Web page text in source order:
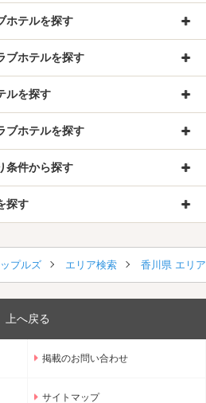
ホテルを探す
ブホテルを探す
ルを探す
ブホテルを探す
条件から探す
探す
プルズ エリア検索 香川県 エリ
上へ戻る
掲載のお問い合わせ
サイトマップ